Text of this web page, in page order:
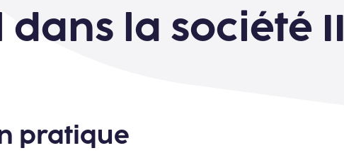
la société II
pratique